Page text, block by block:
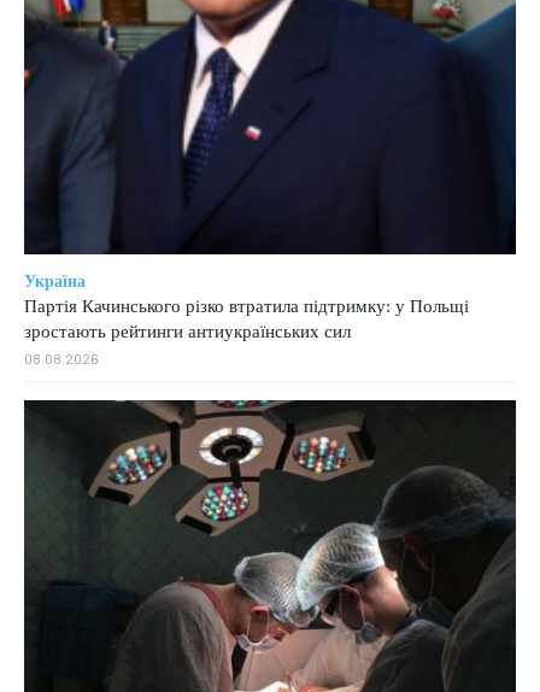
Україна
Партія Качинського різко втратила підтримку: у Польщі
зростають рейтинги антиукраїнських сил
08.08.2026